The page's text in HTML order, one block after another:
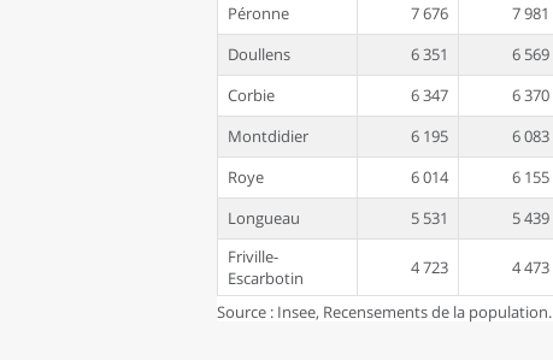
Péronne
7 676 7 981
Doullens
6 351 6 569
Corbie
6 347 6 370
Montdidier
6 195 6 083
Roye
6 014 6 155
Longueau
5 531 5 439
Friville-
Escarbotin
4 723 4 473
Source : Insee, Recensements de la population.